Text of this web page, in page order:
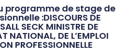
programme de stage de
:DISCOURS DE
SECK MINISTRE DE
NATIONAL, DE L’EMPLOI
PROFESSIONNELLE